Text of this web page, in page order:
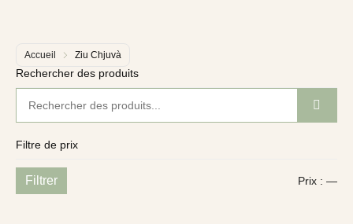
Accueil Ziu Chjuvà
Rechercher des produits
Filtre de prix
Filtrer Prix : —